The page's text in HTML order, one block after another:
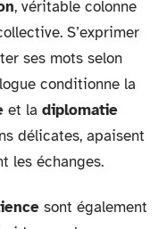
, véritable colonne
S’exprimer
ses mots selon
conditionne la
et la diplomatie
délicates, apaisent
les échanges.
sont également